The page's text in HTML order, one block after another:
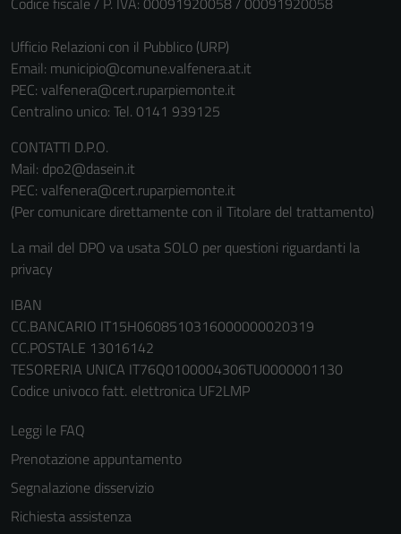
Ufficio Relazioni con il Pubblico (URP)
Email: municipio@comune.valfenera.at.it
PEC: valfenera@cert.ruparpiemonte.it
Centralino unico: Tel. 0141 939125
CONTATTI D.P.O.
Mail: dpo2@dasein.it
PEC: valfenera@cert.ruparpiemonte.it
(Per comunicare direttamente con il Titolare del trattamento)
La mail del DPO va usata SOLO per questioni riguardanti la
privacy
IBAN
CC.BANCARIO IT15H0608510316000000020319
CC.POSTALE 13016142
TESORERIA UNICA IT76Q0100004306TU0000001130
Codice univoco fatt. elettronica UF2LMP
Leggi le FAQ
Prenotazione appuntamento
Segnalazione disservizio
Richiesta assistenza
possono
essere
personali.